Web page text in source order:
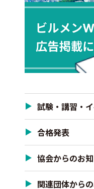
試験・講習・
合格発表
協会からのお
関連団体から